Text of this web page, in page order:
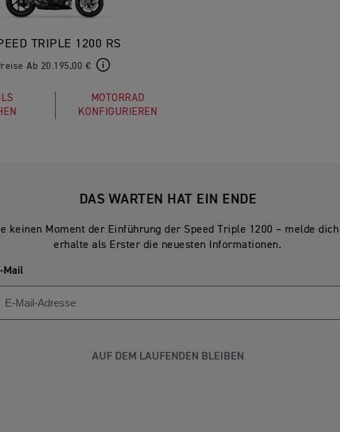
TRIPLE 1200 RS
Ab 20.195,00 €
MOTORRAD
KONFIGURIEREN
DAS WARTEN HAT EIN ENDE
keinen Moment der Einführung der Speed Triple 1200 – melde dich
erhalte als Erster die neuesten Informationen.
Mail
AUF DEM LAUFENDEN BLEIBEN